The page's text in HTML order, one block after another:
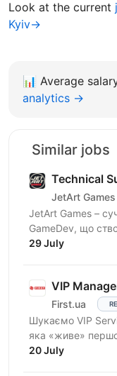
Look at the current
Kyiv→
📊 Average
analytics →
Similar jobs
Technical
JetArt Games
JetArt Games –
GameDev, що
розробляємо
29 July
VIP
First.ua
Шукаємо VIP Service
яка «живе»
має «зуби» для
20 July